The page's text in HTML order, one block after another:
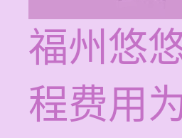
福州悠
程费用